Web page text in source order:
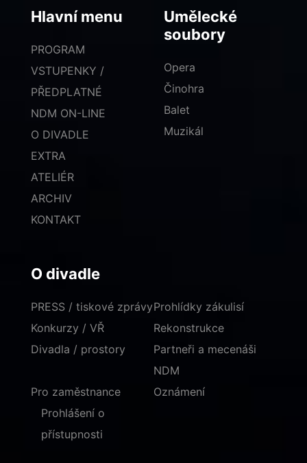
Hlavní menu
PROGRAM
VSTUPENKY /
PŘEDPLATNÉ
NDM ON-LINE
O DIVADLE
EXTRA
ATELIÉR
ARCHIV
KONTAKT
Umělecké
soubory
Opera
Činohra
Balet
Muzikál
O divadle
PRESS / tiskové zprávy
Konkurzy / VŘ
Divadla / prostory
Prohlídky zákulisí
Rekonstrukce
Partneři a mecenáši
NDM
Pro zaměstnance
Oznámení
Prohlášení o
přístupnosti